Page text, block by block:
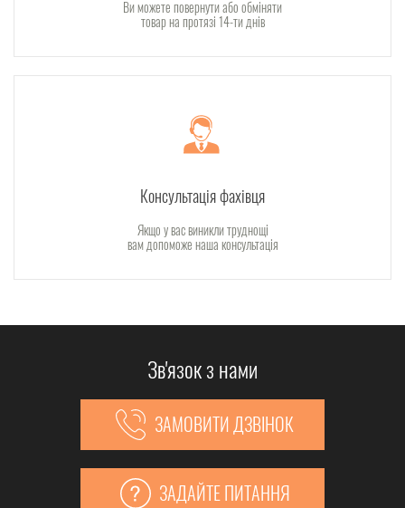
Ви можете повернути або обміняти
товар на протязі 14-ти днів
Консультація фахівця
Якщо у вас виникли труднощі
вам допоможе наша консультація
Зв'язок з нами
ЗАМОВИТИ ДЗВІНОК
ЗАДАЙТЕ ПИТАННЯ